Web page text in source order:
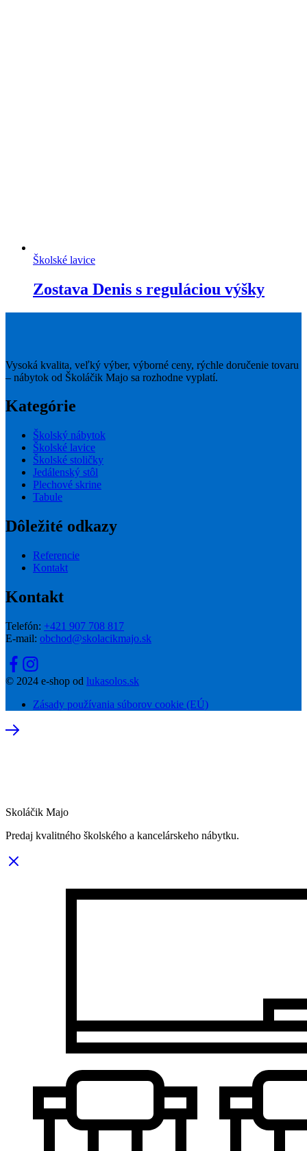
Školské lavice
Zostava Denis s reguláciou výšky
Vysoká kvalita, veľký výber, výborné ceny, rýchle doručenie tovaru
– nábytok od Školáčik Majo sa rozhodne vyplatí.
Kategórie
Školský nábytok
Školské lavice
Školské stoličky
Jedálenský stôl
Plechové skrine
Tabule
Dôležité odkazy
Referencie
Kontakt
Kontakt
Telefón: +421 907 708 817
E-mail: obchod@skolacikmajo.sk
© 2024 e-shop od lukasolos.sk
Zásady používania súborov cookie (EÚ)
Skoláčik Majo
Predaj kvalitného školského a kancelárskeho nábytku.